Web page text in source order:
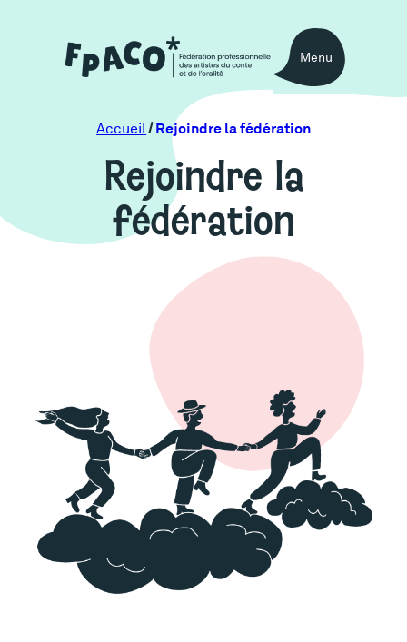
Menu
Accueil Rejoindre la fédération
Rejoindre la
fédération